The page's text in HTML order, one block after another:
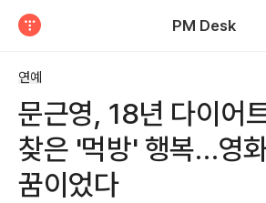
PM Desk
연예
문근영, 18년 다이어
찾은 '먹방' 행복…영
꿈이었다